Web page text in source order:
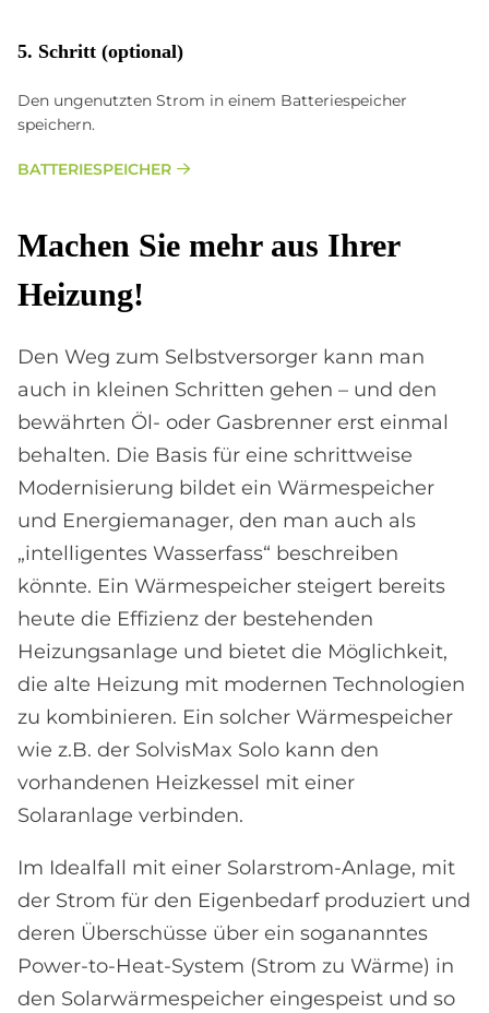
5. Schritt (optional)
Den ungenutzten Strom in einem Batteriespeicher
speichern.
BATTERIESPEICHER
Ma­chen Sie mehr aus Ih­rer
Hei­zung!
Den Weg zum Selbstversorger kann man
auch in kleinen Schritten gehen – und den
bewährten Öl- oder Gasbrenner erst einmal
behalten. Die Basis für eine schrittweise
Modernisierung bildet ein Wärmespeicher
und Energiemanager, den man auch als
„intelligentes Wasserfass“ beschreiben
könnte. Ein Wärmespeicher steigert bereits
heute die Effizienz der bestehenden
Heizungsanlage und bietet die Möglichkeit,
die alte Heizung mit modernen Technologien
zu kombinieren. Ein solcher Wärmespeicher
wie z.B. der SolvisMax Solo kann den
vorhandenen Heizkessel mit einer
Solaranlage verbinden.
Im Idealfall mit einer Solarstrom-Anlage, mit
der Strom für den Eigenbedarf produziert und
deren Überschüsse über ein sogananntes
Power-to-Heat-System (Strom zu Wärme) in
den Solarwärmespeicher eingespeist und so